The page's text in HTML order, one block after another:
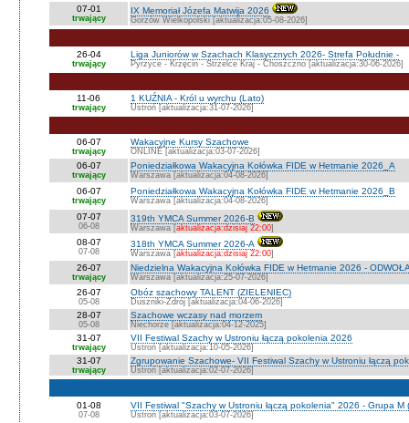
07-01
trwający
IX Memoriał Józefa Matwija 2026
Gorzów Wielkopolski [aktualizacja:05-08-2026]
26-04
trwający
Liga Juniorów w Szachach Klasycznych 2026- Strefa Południe -
Pyrzyce - Krzęcin - Strzelce Kraj - Choszczno [aktualizacja:30-06-2026]
11-06
trwający
1 KUŹNIA - Król u wyrchu (Lato)
Ustroń [aktualizacja:31-07-2026]
06-07
trwający
Wakacyjne Kursy Szachowe
ONLINE [aktualizacja:03-07-2026]
06-07
trwający
Poniedziałkowa Wakacyjna Kołówka FIDE w Hetmanie 2026_A
Warszawa [aktualizacja:04-08-2026]
06-07
trwający
Poniedziałkowa Wakacyjna Kołówka FIDE w Hetmanie 2026_B
Warszawa [aktualizacja:04-08-2026]
07-07
06-08
319th YMCA Summer 2026-B
Warszawa [aktualizacja:dzisiaj 22:00]
08-07
07-08
318th YMCA Summer 2026-A
Warszawa [aktualizacja:dzisiaj 22:00]
26-07
trwający
Niedzielna Wakacyjna Kołówka FIDE w Hetmanie 2026 -
Warszawa [aktualizacja:25-07-2026]
26-07
05-08
Obóz szachowy TALENT (ZIELENIEC)
Duszniki-Zdrój [aktualizacja:04-06-2026]
28-07
05-08
Szachowe wczasy nad morzem
Niechorze [aktualizacja:04-12-2025]
31-07
trwający
VII Festiwal Szachy w Ustroniu łączą pokolenia 2026
Ustroń [aktualizacja:10-05-2026]
31-07
trwający
Zgrupowanie Szachowe- VII Festiwal Szachy w Ustroniu łączą
Ustroń [aktualizacja:02-07-2026]
01-08
07-08
VII Festiwal "Szachy w Ustroniu łączą pokolenia" 2026 - Grupa M
Ustroń [aktualizacja:03-07-2026]